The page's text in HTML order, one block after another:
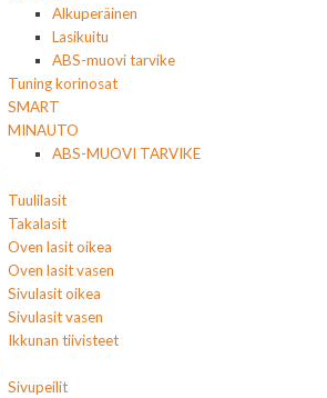
Alkuperäinen
Lasikuitu
ABS-muovi tarvike
Tuning korinosat
SMART
MINAUTO
ABS-MUOVI TARVIKE
Tuulilasit
Takalasit
Oven lasit oikea
Oven lasit vasen
Sivulasit oikea
Sivulasit vasen
Ikkunan tiivisteet
Sivupeilit